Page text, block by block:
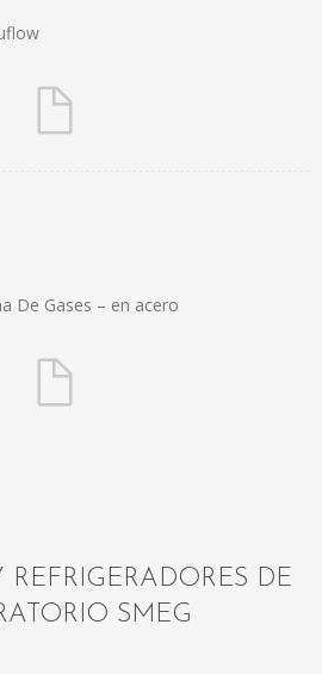
De Gases – en acero
REFRIGERADORES DE
SMEG